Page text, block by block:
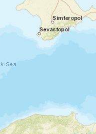
dans les
- Hiérapolis
Aphrodisias,
déesse de la
site
: un stade
et un musée
L’après-midi,
cité romaine
thermales. Une